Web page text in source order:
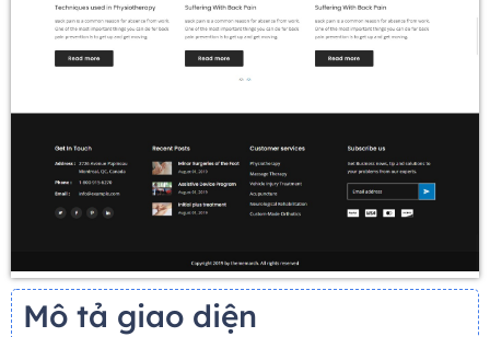
Mô tả giao diện